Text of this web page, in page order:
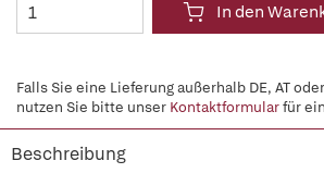
In den
Falls Sie eine Lieferung außerhalb DE, AT
nutzen Sie bitte unser Kontaktformularfür
Beschreibung